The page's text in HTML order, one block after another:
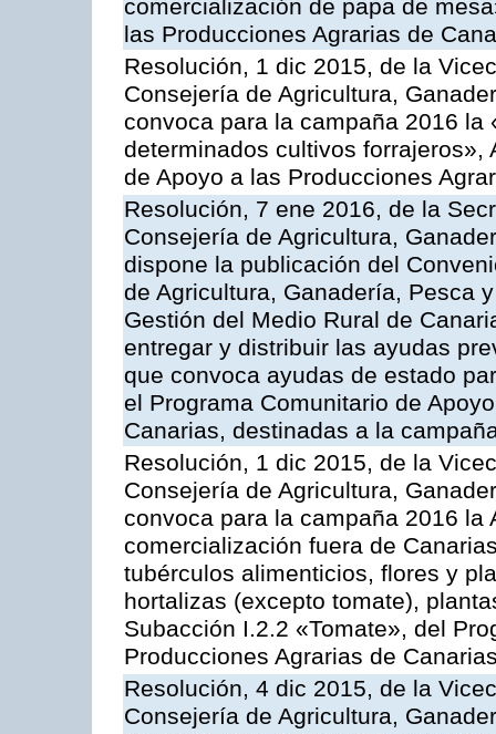
comercialización de papa de
las Producciones Agrarias de
Resolución, 1 dic 2015, de la
Consejería de Agricultura,
convoca para la campaña 2016 la
determinados cultivos forrajeros»,
de Apoyo a las Producciones
Resolución, 7 ene 2016, de la
Consejería de Agricultura,
dispone la publicación del
de Agricultura, Ganadería, Pesca
Gestión del Medio Rural de
entregar y distribuir las ayudas
que convoca ayudas de estado
el Programa Comunitario de
Canarias, destinadas a la
Resolución, 1 dic 2015, de la
Consejería de Agricultura,
convoca para la campaña 2016 la
comercialización fuera de
tubérculos alimenticios, flores y
hortalizas (excepto tomate),
Subacción I.2.2 «Tomate», del
Producciones Agrarias de
Resolución, 4 dic 2015, de la
Consejería de Agricultura,